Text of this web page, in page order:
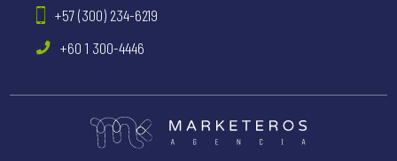
+57 (300) 234-6219
+60 1 300-4446